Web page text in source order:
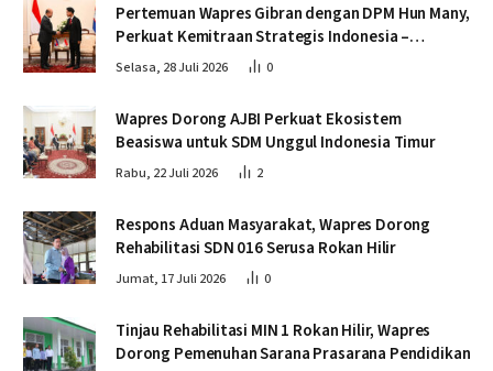
Pertemuan Wapres Gibran dengan DPM Hun Many,
Perkuat Kemitraan Strategis Indonesia –
Kamboja
Selasa, 28 Juli 2026 0
Wapres Dorong AJBI Perkuat Ekosistem
Beasiswa untuk SDM Unggul Indonesia Timur
Rabu, 22 Juli 2026 2
Respons Aduan Masyarakat, Wapres Dorong
Rehabilitasi SDN 016 Serusa Rokan Hilir
Jumat, 17 Juli 2026 0
Tinjau Rehabilitasi MIN 1 Rokan Hilir, Wapres
Dorong Pemenuhan Sarana Prasarana Pendidikan